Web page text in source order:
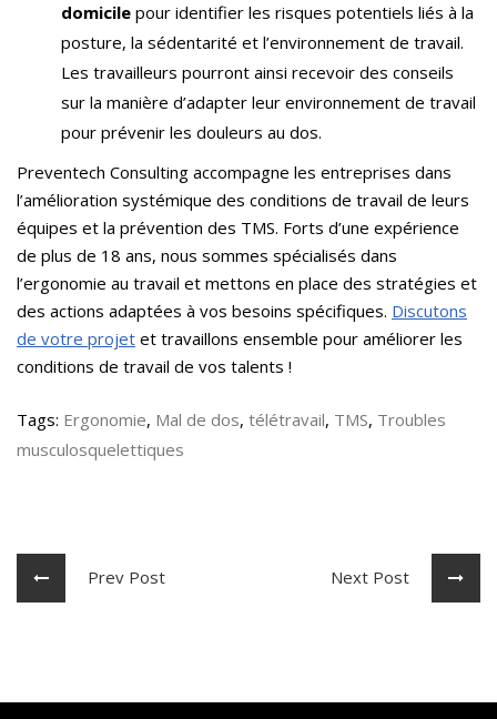
domicile pour identifier les risques potentiels liés à la
posture, la sédentarité et l’environnement de travail.
Les travailleurs pourront ainsi recevoir des conseils
sur la manière d’adapter leur environnement de travail
pour prévenir les douleurs au dos.
Preventech Consulting accompagne les entreprises dans
l’amélioration systémique des conditions de travail de leurs
équipes et la prévention des TMS. Forts d’une expérience
de plus de 18 ans, nous sommes spécialisés dans
l’ergonomie au travail et mettons en place des stratégies et
des actions adaptées à vos besoins spécifiques. Discutons
de votre projet et travaillons ensemble pour améliorer les
conditions de travail de vos talents !
Tags: Ergonomie, Mal de dos, télétravail, TMS, Troubles
musculosquelettiques
Prev Post Next Post